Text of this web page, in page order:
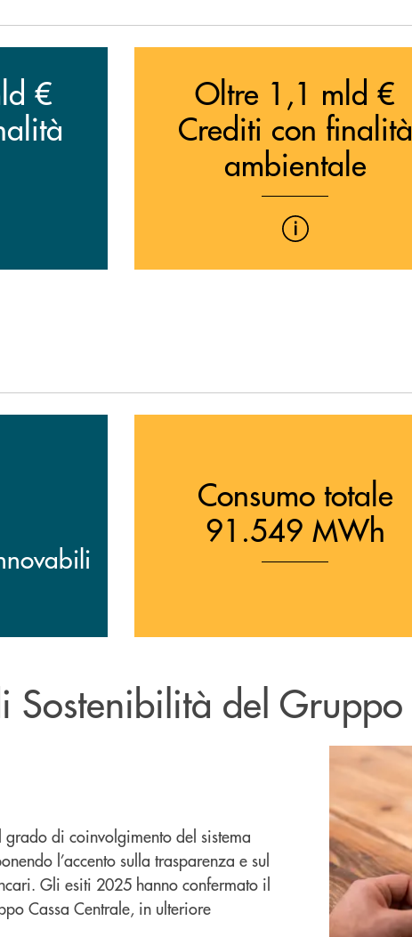
€
Oltre 1,1 mld €
Crediti con finalità
ambientale
Consumo totale
91.549 MWh
Sostenibilità del Gruppo
di coinvolgimento del sistema
l’accento sulla trasparenza e sul
Gli esiti 2025 hanno confermato il
Cassa Centrale, in ulteriore